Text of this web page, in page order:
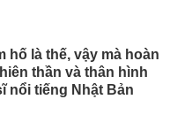
hố là thế, vậy mà hoàn
thần và thân hình
nổi tiếng Nhật Bản